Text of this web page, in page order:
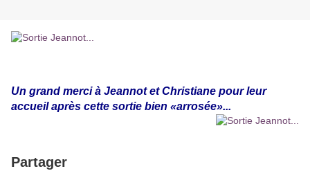
Un grand merci à Jeannot et Christiane pour leur
accueil après cette sortie bien «arrosée»...
Partager